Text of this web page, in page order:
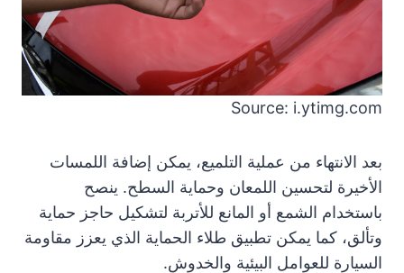
Source: i.ytimg.com
بعد الانتهاء من عملية التلميع، يمكن إضافة اللمسات
الأخيرة لتحسين اللمعان وحماية السطح. ينصح
باستخدام الشمع أو المانع للأتربة لتشكيل حاجز حماية
وتألق، كما يمكن تطبيق طلاء الحماية الذي يعزز مقاومة
السيارة للعوامل البيئية والخدوش.